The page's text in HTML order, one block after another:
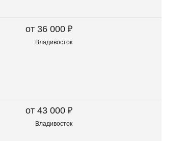
от 36 000 ₽
Владивосток
от 43 000 ₽
Владивосток